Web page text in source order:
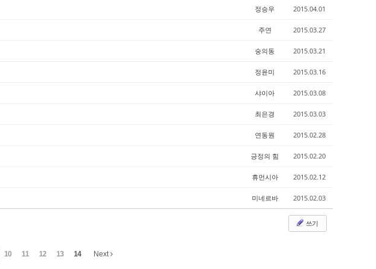
정승우 2015.04.01
주연 2015.03.27
숭의동 2015.03.21
정윤미 2015.03.16
샤이아 2015.03.08
최은경 2015.03.03
연동원 2015.02.28
긍정의 힘 2015.02.20
휴먼시아 2015.02.12
미네르바 2015.02.03
쓰기
10 11 12 13 14 Next